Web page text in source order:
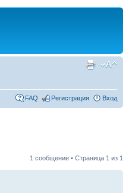
FAQ Регистрация Вход
1 сообщение • Страница 1 из 1